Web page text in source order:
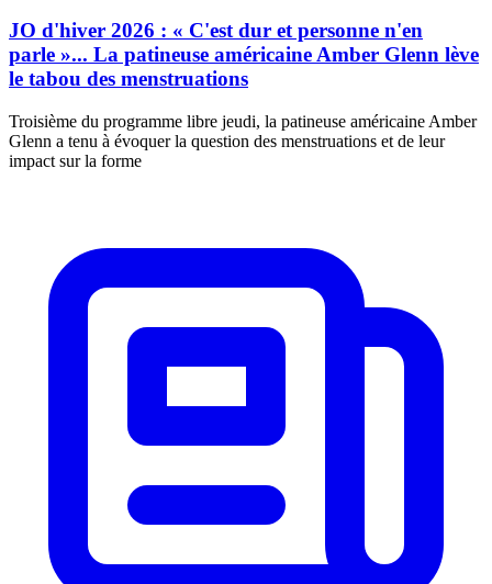
JO d'hiver 2026 : « C'est dur et personne n'en
parle »... La patineuse américaine Amber Glenn lève
le tabou des menstruations
Troisième du programme libre jeudi, la patineuse américaine Amber
Glenn a tenu à évoquer la question des menstruations et de leur
impact sur la forme